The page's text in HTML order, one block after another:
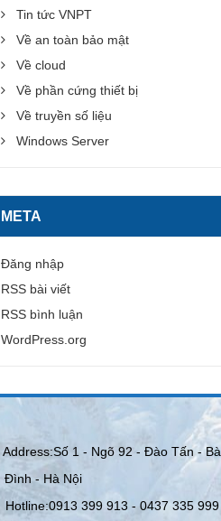
Tin tức VNPT
Về an toàn bảo mật
Về cloud
Về phần cứng thiết bị
Về truyền số liệu
Windows Server
META
Đăng nhập
RSS bài viết
RSS bình luận
WordPress.org
Address:Số 1 - Ngõ 92 - Đào Tấn - Bà
Đình - Hà Nội
Hotline:0913 399 913 - 0437 335 999